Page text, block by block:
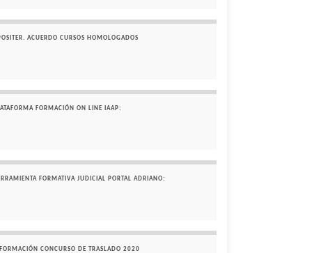
ACUERDO CURSOS HOMOLOGADOS
FORMACIÓN ON LINE IAAP:
FORMATIVA JUDICIAL PORTAL ADRIANO:
CONCURSO DE TRASLADO 2020